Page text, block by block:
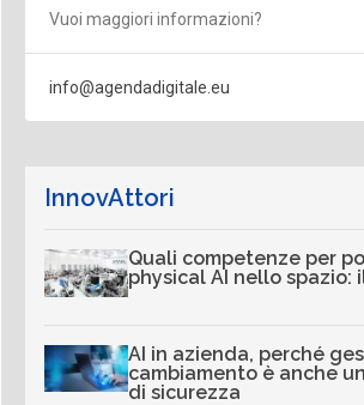
Vuoi maggiori informazioni?
info@agendadigitale.eu
InnovAttori
Quali competenze per
physical AI nello spazio:
AI in azienda, perché
cambiamento è anche
di sicurezza